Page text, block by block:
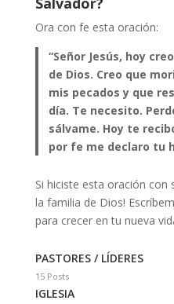
Ora con fe esta oración:
“Señor Jesús, hoy
de Dios. Creo que
mis pecados y que
día. Te necesito.
sálvame. Hoy te
por fe me declaro tu
Si hiciste esta oración con
la familia de Dios!
para crecer en tu nueva
PASTORES / LÍDERES
15 Posts
IGLESIA